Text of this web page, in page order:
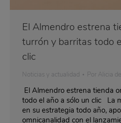
El Almendro estrena
turrón y barritas todo
clic
Noticias y actualidad Por Alicia
El Almendro estrena tienda
todo el año a sólo un clic La
en su estrategia todo año,
omnicanalidad con el